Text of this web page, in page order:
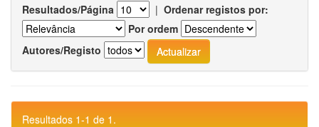
Resultados/Página | Ordenar registos por:
Por ordem
Autores/Registo
Resultados 1-1 de 1.